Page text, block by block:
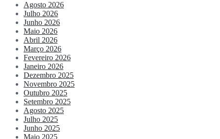
Agosto 2026
Julho 2026
Junho 2026
Maio 2026
Abril 2026
Março 2026
Fevereiro 2026
Janeiro 2026
Dezembro 2025
Novembro 2025
Outubro 2025
Setembro 2025
Agosto 2025
Julho 2025
Junho 2025
Maio 2025